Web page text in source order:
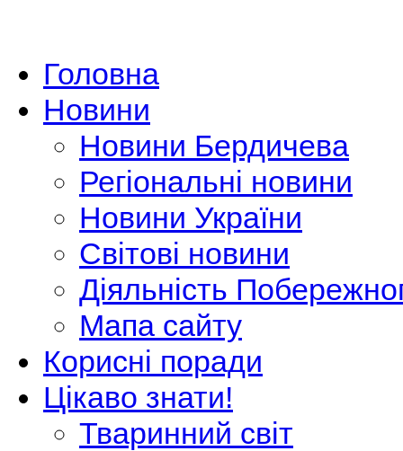
Головна
Новини
Новини Бердичева
Регіональні новини
Новини України
Світові новини
Діяльність
Мапа сайту
Корисні поради
Цікаво знати!
Тваринний світ